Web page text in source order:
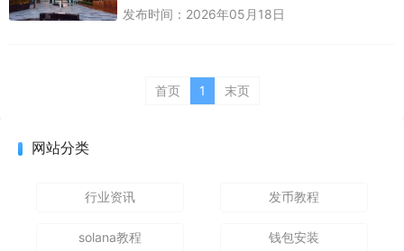
是在同一条区块链内部转移资产（比如在以太坊链
发布时间：2026年05月18日
首页 1 末页
网站分类
行业资讯 发币教程
solana教程 钱包安装